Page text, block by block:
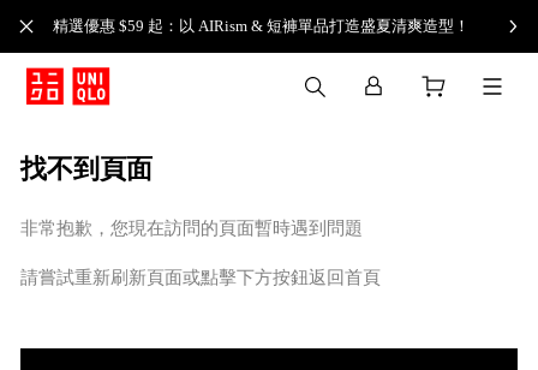
精選優惠 $59 起：以 AIRism & 短褲單品打造盛夏清爽造型！
找不到頁面
非常抱歉，您現在訪問的頁面暫時遇到問題
請嘗試重新刷新頁面或點擊下方按鈕返回首頁